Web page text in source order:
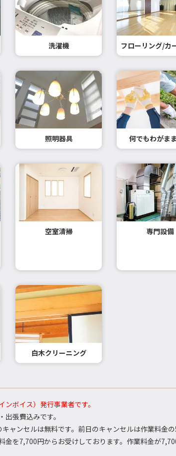
洗濯機 フローリング/カ
照明器具 何でもわがま
空室清掃 専門設備
白木クリーニング
ボイス）発行事業者です。
張費込みです。
ャンセルは無料です。前日のキャンセルは作業料金
を7,700円からお受けしております。作業料金が